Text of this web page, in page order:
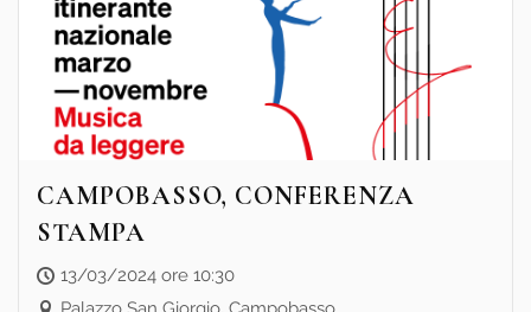
CAMPOBASSO, CONFERENZA
STAMPA
13/03/2024 ore 10:30